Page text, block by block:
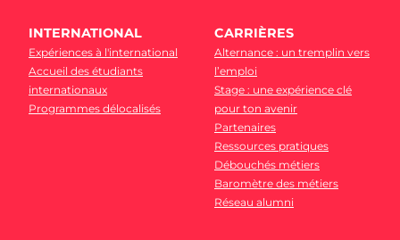
INTERNATIONAL
Expériences à l'international
Accueil des étudiants
internationaux
Programmes délocalisés
CARRIÈRES
Alternance : un tremplin vers
l’emploi
Stage : une expérience clé
pour ton avenir
Partenaires
Ressources pratiques
Débouchés métiers
Baromètre des métiers
Réseau alumni